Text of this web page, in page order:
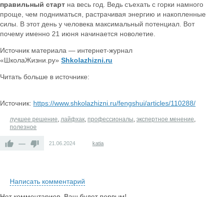
правильный старт на весь год. Ведь съехать с горки намного
проще, чем подниматься, растрачивая энергию и накопленные
силы. В этот день у человека максимальный потенциал. Вот
почему именно 21 июня начинается новолетие.
Источник материала — интернет-журнал
«ШколаЖизни.ру» Shkolazhizni.ru
Читать больше в источнике:
Источник: https://www.shkolazhizni.ru/fengshui/articles/110288/
лучшее решение, лайфхак, профессионалы, экспертное менение,
полезное
— 21.06.2024 katia
Написать комментарий